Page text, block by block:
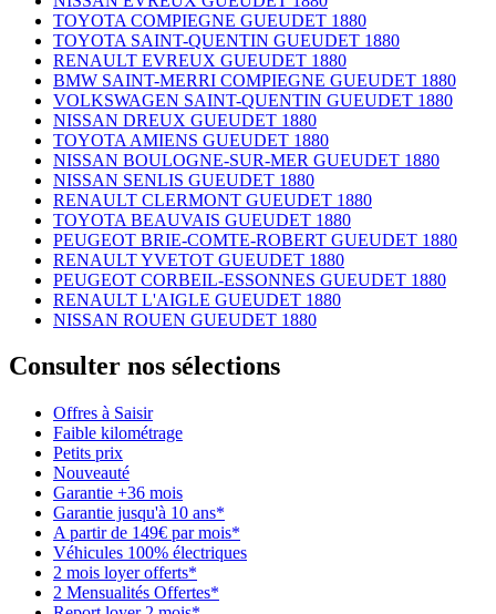
TOYOTA COMPIEGNE GUEUDET 1880
TOYOTA SAINT-QUENTIN GUEUDET 1880
RENAULT EVREUX GUEUDET 1880
BMW SAINT-MERRI COMPIEGNE GUEUDET 1880
VOLKSWAGEN SAINT-QUENTIN GUEUDET 1880
NISSAN DREUX GUEUDET 1880
TOYOTA AMIENS GUEUDET 1880
NISSAN BOULOGNE-SUR-MER GUEUDET 1880
NISSAN SENLIS GUEUDET 1880
RENAULT CLERMONT GUEUDET 1880
TOYOTA BEAUVAIS GUEUDET 1880
PEUGEOT BRIE-COMTE-ROBERT GUEUDET 1880
RENAULT YVETOT GUEUDET 1880
PEUGEOT CORBEIL-ESSONNES GUEUDET 1880
RENAULT L'AIGLE GUEUDET 1880
NISSAN ROUEN GUEUDET 1880
Consulter nos sélections
Offres à Saisir
Faible kilométrage
Petits prix
Nouveauté
Garantie +36 mois
Garantie jusqu'à 10 ans*
A partir de 149€ par mois*
Véhicules 100% électriques
2 mois loyer offerts*
2 Mensualités Offertes*